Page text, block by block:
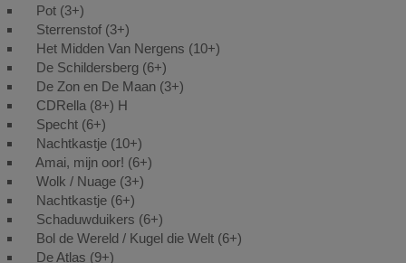
Pot (3+)
Sterrenstof (3+)
Het Midden Van Nergens (10+)
De Schildersberg (6+)
De Zon en De Maan (3+)
CDRella (8+) H
Specht (6+)
Nachtkastje (10+)
Amai, mijn oor! (6+)
Wolk / Nuage (3+)
Nachtkastje (6+)
Schaduwduikers (6+)
Bol de Wereld / Kugel die Welt (6+)
De Atlas (9+)